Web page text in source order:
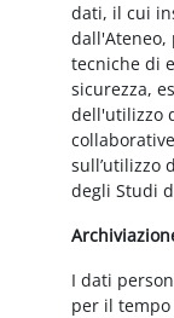
dati, il cui
dall'Ateneo,
tecniche di
sicurezza,
dell'utilizzo
sull’utilizzo
degli Studi
I dati
per il